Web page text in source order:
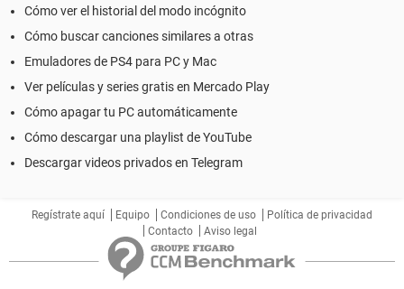
Cómo ver el historial del modo incógnito
Cómo buscar canciones similares a otras
Emuladores de PS4 para PC y Mac
Ver películas y series gratis en Mercado Play
Cómo apagar tu PC automáticamente
Cómo descargar una playlist de YouTube
Descargar videos privados en Telegram
Regístrate aquí Equipo Condiciones de uso
Política de privacidad
Contacto
Aviso legal